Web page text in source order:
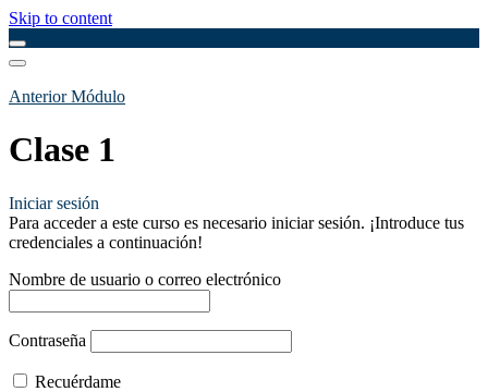
Skip to content
Anterior Módulo
Clase 1
Iniciar sesión
Para acceder a este curso es necesario iniciar sesión. ¡Introduce tus
credenciales a continuación!
Nombre de usuario o correo electrónico
Contraseña
Recuérdame